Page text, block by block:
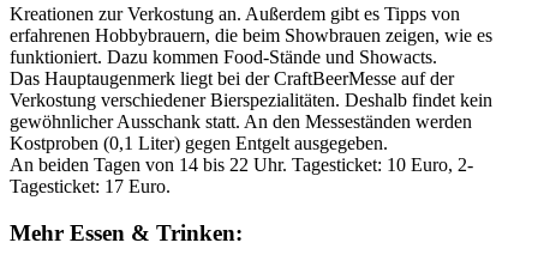
Kreationen zur Verkostung an. Außerdem gibt es Tipps von
erfahrenen Hobbybrauern, die beim Showbrauen zeigen, wie es
funktioniert. Dazu kommen Food-Stände und Showacts.
Das Hauptaugenmerk liegt bei der CraftBeerMesse auf der
Verkostung verschiedener Bierspezialitäten. Deshalb findet kein
gewöhnlicher Ausschank statt. An den Messeständen werden
Kostproben (0,1 Liter) gegen Entgelt ausgegeben.
An beiden Tagen von 14 bis 22 Uhr. Tagesticket: 10 Euro, 2-
Tagesticket: 17 Euro.
Mehr Essen & Trinken: